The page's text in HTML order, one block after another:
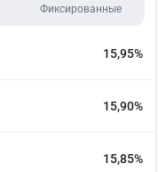
Фиксированные
15,95%
15,90%
15,85%